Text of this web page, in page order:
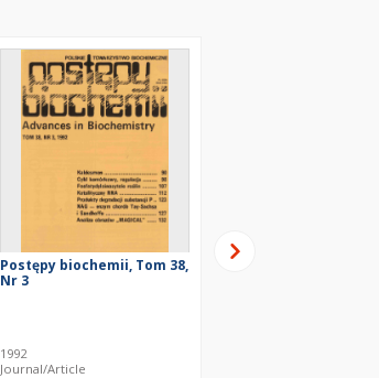
Postępy biochemii, Tom 38,
Nr 3
1992
Journal/Article
Postępy biochemii,